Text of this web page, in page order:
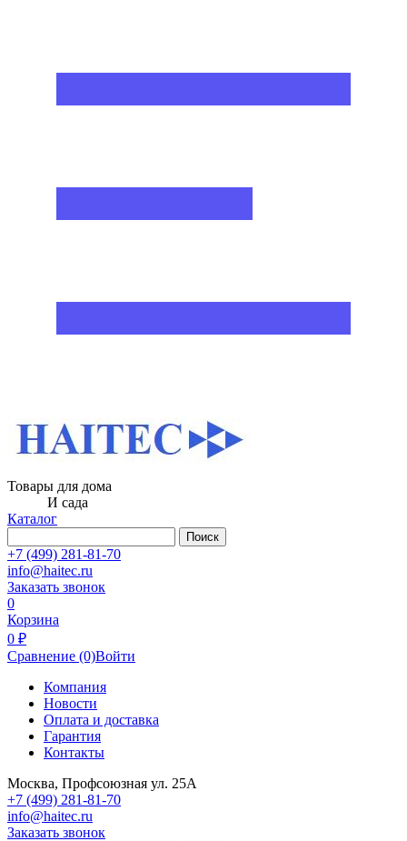
Товары для дома
И сада
Каталог
Поиск
+7 (499) 281-81-70
info@haitec.ru
Заказать звонок
0
Корзина
0 ₽
Сравнение (0)Войти
Компания
Новости
Оплата и доставка
Гарантия
Контакты
Москва, Профсоюзная ул. 25А
+7 (499) 281-81-70
info@haitec.ru
Заказать звонок